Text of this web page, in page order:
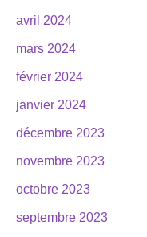
avril 2024
mars 2024
février 2024
janvier 2024
décembre 2023
novembre 2023
octobre 2023
septembre 2023